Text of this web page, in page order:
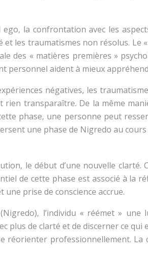
la confrontation avec les
les traumatismes non résolus. Le
des « matières premières »
personnel aident à mieux
négatives, les
transparaître. De la même
phase, une personne peut
une phase de Nigredo au cours
le début d’une nouvelle clarté.
de cette phase est associé à la
prise de conscience accrue.
l’individu « réémet » une
plus de clarté et de discerner ce qui
professionnellement. La